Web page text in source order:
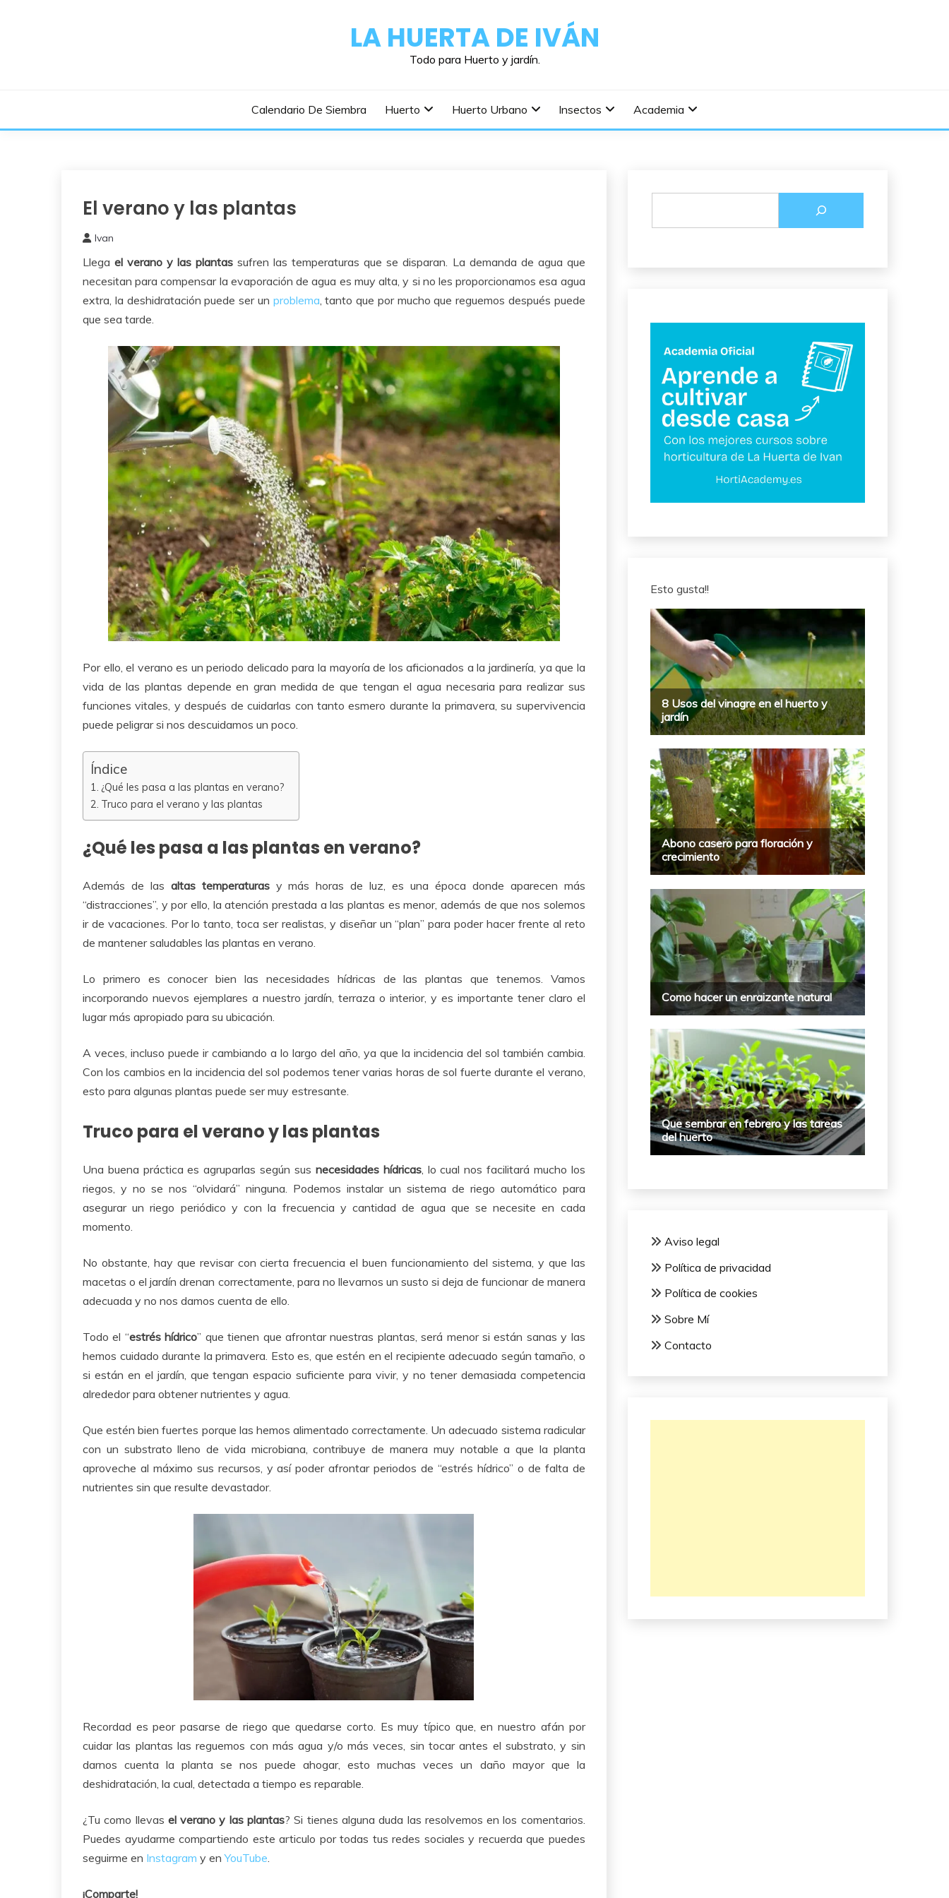
LA HUERTA DE IVÁN
Todo para Huerto y jardín.
Calendario De Siembra Huerto Huerto Urbano Insectos Academia
Cuidados
Huerto
El verano y las plantas
julio,
2021
Ivan
Llegael verano y las plantas sufren las temperaturas que se disparan. La demanda de agua que
necesitan para compensar la evaporación de agua es muy alta, y si no les proporcionamos esa agua
extra, la deshidratación puede ser un problema, tanto que por mucho que reguemos después puede
que sea tarde.
Por ello, el verano es un periodo delicado para la mayoría de los aficionados a la jardinería, ya que la
vida de las plantas depende en gran medida de que tengan el agua necesaria para realizar sus
funciones vitales, y después de cuidarlas con tanto esmero durante la primavera, su supervivencia
puede peligrar si nos descuidamos un poco.
Índice
¿Qué les pasa a las plantas en verano?
Truco para el verano y las plantas
¿Qué les pasa a las plantas en verano?
Además de las altas temperaturasy más horas de luz, es una época donde aparecen más
“distracciones”, y por ello, la atención prestada a las plantas es menor, además de que nos solemos
ir de vacaciones. Por lo tanto, toca ser realistas, y diseñar un “plan” para poder hacer frente al reto
de mantener saludables las plantas en verano.
Lo primero es conocer bien las necesidades hídricas de las plantas que tenemos. Vamos
incorporando nuevos ejemplares a nuestro jardín, terraza o interior, y es importante tener claro el
lugar más apropiado para su ubicación.
A veces, incluso puede ir cambiando a lo largo del año, ya que la incidencia del sol también cambia.
Con los cambios en la incidencia del sol podemos tener varias horas de sol fuerte durante el verano,
esto para algunas plantas puede ser muy estresante.
Truco para el verano y las plantas
Una buena práctica es agruparlas según sus necesidades hídricas, lo cual nos facilitará mucho los
riegos, y no se nos “olvidará” ninguna. Podemos instalar un sistema de riego automático para
asegurar un riego periódico y con la frecuencia y cantidad de agua que se necesite en cada
momento.
No obstante, hay que revisar con cierta frecuencia el buen funcionamiento del sistema, y que las
macetas o el jardín drenan correctamente, para no llevarnos un susto si deja de funcionar de manera
adecuada y no nos damos cuenta de ello.
Todo el “estrés hídrico” que tienen que afrontar nuestras plantas, será menor si están sanas y las
hemos cuidado durante la primavera. Esto es, que estén en el recipiente adecuado según tamaño, o
si están en el jardín, que tengan espacio suficiente para vivir, y no tener demasiada competencia
alrededor para obtener nutrientes y agua.
Que estén bien fuertes porque las hemos alimentado correctamente. Un adecuado sistema radicular
con un substrato lleno de vida microbiana, contribuye de manera muy notable a que la planta
aproveche al máximo sus recursos, y así poder afrontar periodos de “estrés hídrico” o de falta de
nutrientes sin que resulte devastador.
Recordad es peor pasarse de riego que quedarse corto. Es muy típico que, en nuestro afán por
cuidar las plantas las reguemos con más agua y/o más veces, sin tocar antes el substrato, y sin
darnos cuenta la planta se nos puede ahogar, esto muchas veces un daño mayor que la
deshidratación, la cual, detectada a tiempo es reparable.
¿Tu como llevas el verano y las plantas? Si tienes alguna duda las resolvemos en los comentarios.
Puedes ayudarme compartiendo este articulo por todas tus redes sociales y recuerda que puedes
seguirme en Instagram y enYouTube.
¡Comparte!
Esto gusta!!
Aviso legal
Política de privacidad
Política de cookies
Sobre Mí
Contacto